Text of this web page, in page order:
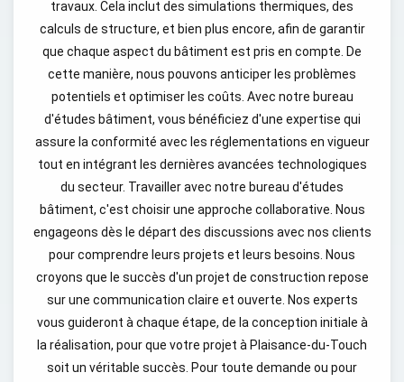
travaux. Cela inclut des simulations thermiques, des
calculs de structure, et bien plus encore, afin de garantir
que chaque aspect du bâtiment est pris en compte. De
cette manière, nous pouvons anticiper les problèmes
potentiels et optimiser les coûts. Avec notre bureau
d'études bâtiment, vous bénéficiez d'une expertise qui
assure la conformité avec les réglementations en vigueur
tout en intégrant les dernières avancées technologiques
du secteur. Travailler avec notre bureau d'études
bâtiment, c'est choisir une approche collaborative. Nous
engageons dès le départ des discussions avec nos clients
pour comprendre leurs projets et leurs besoins. Nous
croyons que le succès d'un projet de construction repose
sur une communication claire et ouverte. Nos experts
vous guideront à chaque étape, de la conception initiale à
la réalisation, pour que votre projet à Plaisance-du-Touch
soit un véritable succès. Pour toute demande ou pour